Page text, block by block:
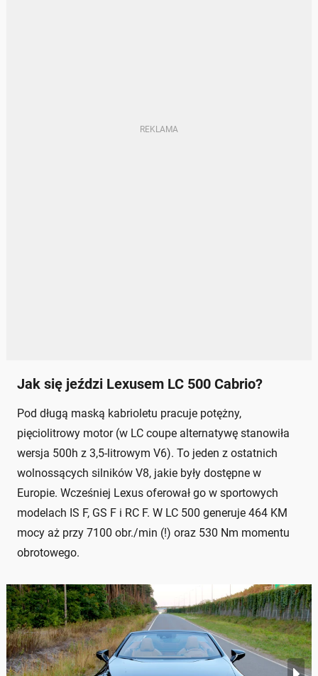
Jak się jeździ Lexusem LC 500 Cabrio?
Pod długą maską kabrioletu pracuje potężny,
pięciolitrowy motor (w LC coupe alternatywę stanowiła
wersja 500h z 3,5-litrowym V6). To jeden z ostatnich
wolnossących silników V8, jakie były dostępne w
Europie. Wcześniej Lexus oferował go w sportowych
modelach IS F, GS F i RC F. W LC 500 generuje 464 KM
mocy aż przy 7100 obr./min (!) oraz 530 Nm momentu
obrotowego.